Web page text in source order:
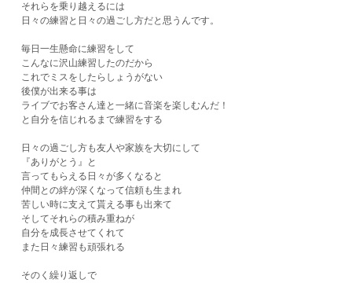
それらを乗り越えるには
日々の練習と日々の過ごし方だと思うんです。
毎日一生懸命に練習をして
こんなに沢山練習したのだから
これでミスをしたらしょうがない
後僕が出来る事は
ライブでお客さん達と一緒に音楽を楽しむんだ！
と自分を信じれるまで練習をする
日々の過ごし方も友人や家族を大切にして
『ありがとう』と
言ってもらえる日々が多くなると
仲間との絆が深くなって信頼も生まれ
苦しい時に支えて貰える事も出来て
そしてそれらの積み重ねが
自分を成長させてくれて
また日々練習も頑張れる
そのく繰り返しで